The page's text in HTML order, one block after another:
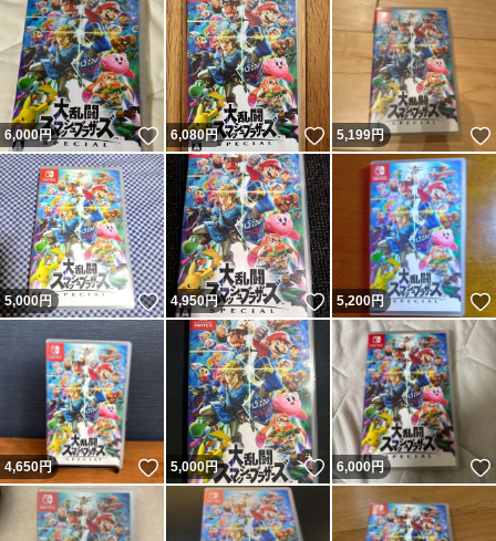
6,000円 いいね！
6,080円 いいね！
5,199円
5,000円 いいね！
4,950円 いいね！
5,200円
4,650円 いいね！
5,000円 いいね！
6,000円